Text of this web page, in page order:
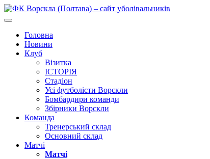
Головна
Новини
Клуб
Візитка
ІСТОРІЯ
Стадіон
Усі футболісти Ворскли
Бомбардири команди
Збірники Ворскли
Команда
Тренерський склад
Основний склад
Матчі
Матчі